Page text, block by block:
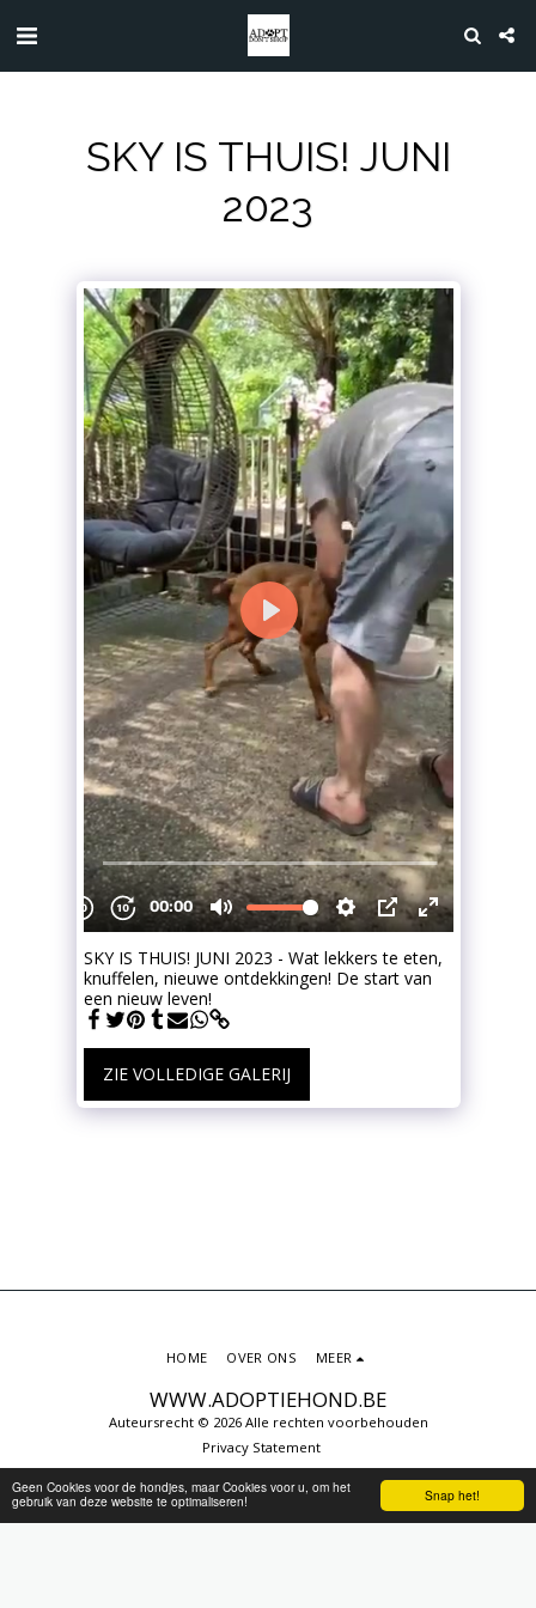
Snap het!
Geen Cookies voor de hondjes, maar Cookies voor u, om het
gebruik van deze website te optimaliseren!
SKY IS THUIS! JUNI
2023
SKY IS THUIS! JUNI 2023 - Wat lekkers te eten,
knuffelen, nieuwe ontdekkingen! De start van
een nieuw leven!
ZIE VOLLEDIGE GALERIJ
WWW.ADOPTIEHOND.BE
Auteursrecht © 2026 Alle rechten voorbehouden
Privacy Statement
HOME OVER ONS MEER